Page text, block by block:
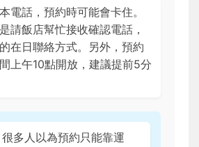
電話，預約時可能會卡住。
請飯店幫忙接收確認電話，
在日聯絡方式。另外，預約
上午10點開放，建議提前5分
多人以為預約只能靠運